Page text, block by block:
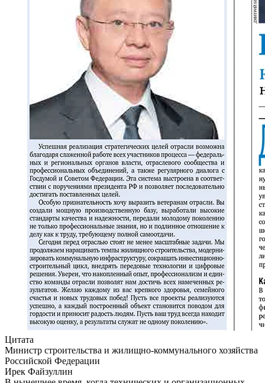
Цитата
Министр строительства и жилищно-коммунального хозяйства
Российской Федерации
Ирек Файзуллин